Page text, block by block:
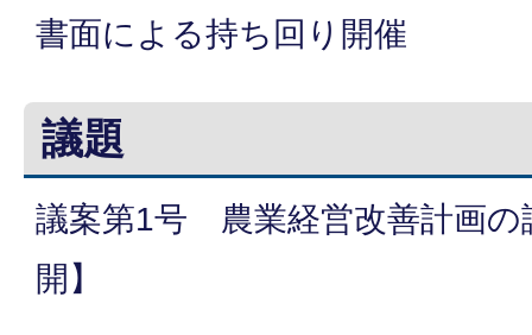
書面による持ち回り開催
議題
議案第1号 農業経営改善計画の
開】